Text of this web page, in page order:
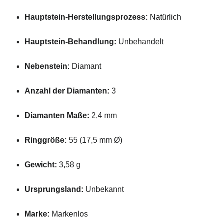
Hauptstein-Herstellungsprozess: Natürlich
Hauptstein-Behandlung: Unbehandelt
Nebenstein: Diamant
Anzahl der Diamanten: 3
Diamanten Maße: 2,4 mm
Ringgröße: 55 (17,5 mm Ø)
Gewicht: 3,58 g
Ursprungsland: Unbekannt
Marke: Markenlos